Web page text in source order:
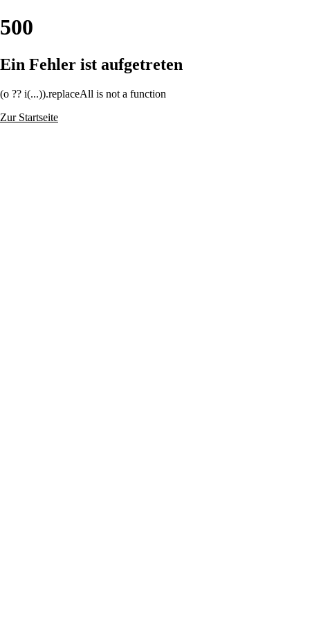
500
Ein Fehler ist aufgetreten
(o ?? i(...)).replaceAll is not a function
Zur Startseite